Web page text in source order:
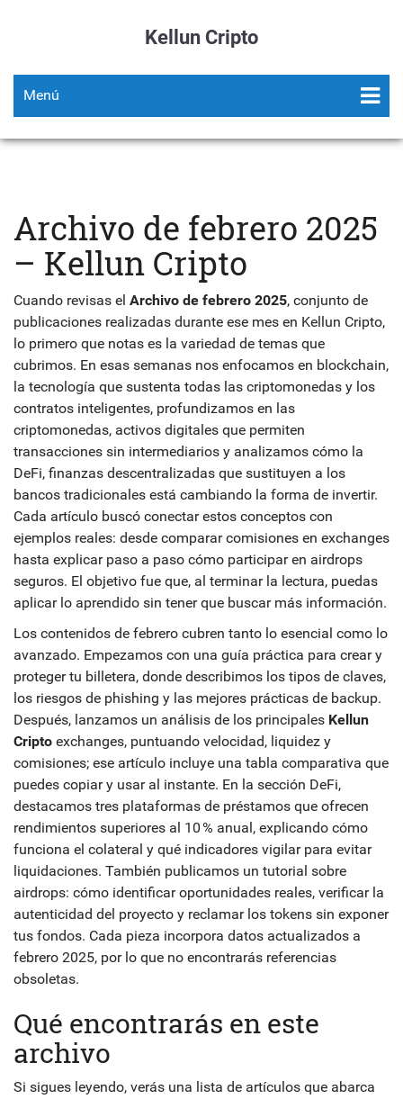
Kellun Cripto
Menú
Archivo de febrero 2025
– Kellun Cripto
Cuando revisas el Archivo de febrero 2025, conjunto de
publicaciones realizadas durante ese mes en Kellun Cripto,
lo primero que notas es la variedad de temas que
cubrimos. En esas semanas nos enfocamos en blockchain,
la tecnología que sustenta todas las criptomonedas y los
contratos inteligentes, profundizamos en las
criptomonedas, activos digitales que permiten
transacciones sin intermediarios y analizamos cómo la
DeFi, finanzas descentralizadas que sustituyen a los
bancos tradicionales está cambiando la forma de invertir.
Cada artículo buscó conectar estos conceptos con
ejemplos reales: desde comparar comisiones en exchanges
hasta explicar paso a paso cómo participar en airdrops
seguros. El objetivo fue que, al terminar la lectura, puedas
aplicar lo aprendido sin tener que buscar más información.
Los contenidos de febrero cubren tanto lo esencial como lo
avanzado. Empezamos con una guía práctica para crear y
proteger tu billetera, donde describimos los tipos de claves,
los riesgos de phishing y las mejores prácticas de backup.
Después, lanzamos un análisis de los principales Kellun
Cripto exchanges, puntuando velocidad, liquidez y
comisiones; ese artículo incluye una tabla comparativa que
puedes copiar y usar al instante. En la sección DeFi,
destacamos tres plataformas de préstamos que ofrecen
rendimientos superiores al 10 % anual, explicando cómo
funciona el colateral y qué indicadores vigilar para evitar
liquidaciones. También publicamos un tutorial sobre
airdrops: cómo identificar oportunidades reales, verificar la
autenticidad del proyecto y reclamar los tokens sin exponer
tus fondos. Cada pieza incorpora datos actualizados a
febrero 2025, por lo que no encontrarás referencias
obsoletas.
Qué encontrarás en este
archivo
Si sigues leyendo, verás una lista de artículos que abarca